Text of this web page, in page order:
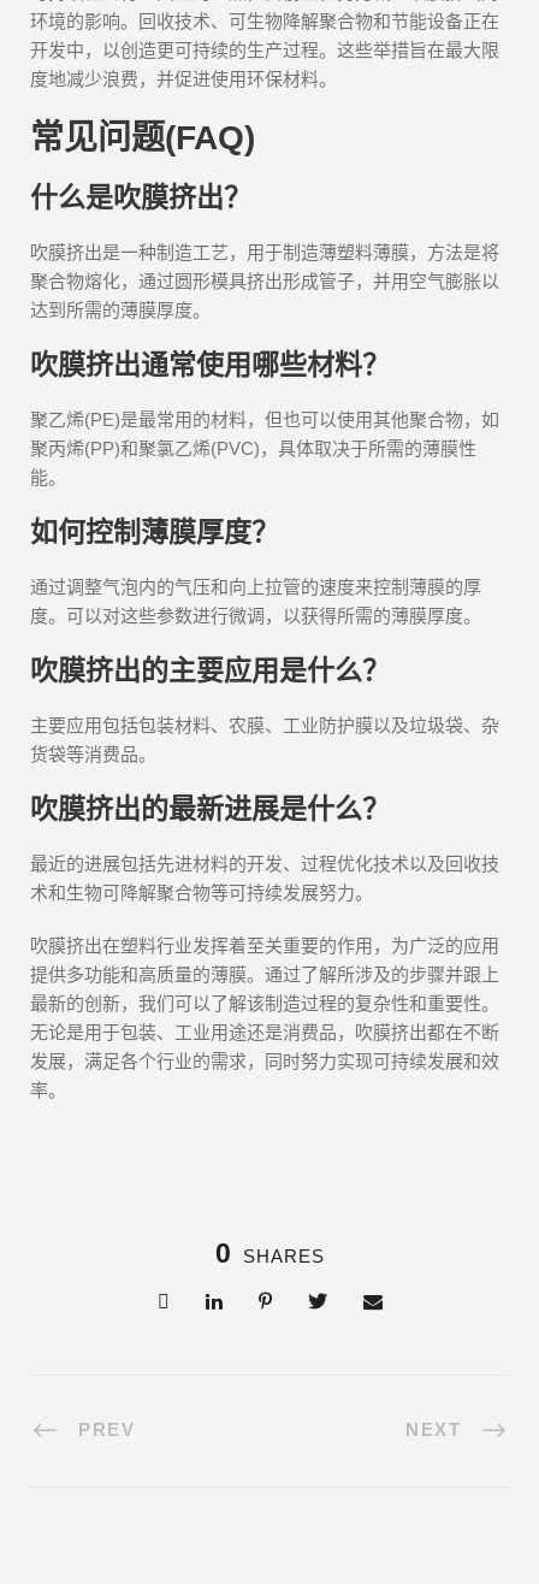
环境的影响。回收技术、可生物降解聚合物和节能设备正在
开发中，以创造更可持续的生产过程。这些举措旨在最大限
度地减少浪费，并促进使用环保材料。
常见问题(FAQ)
什么是吹膜挤出？
吹膜挤出是一种制造工艺，用于制造薄塑料薄膜，方法是将
聚合物熔化，通过圆形模具挤出形成管子，并用空气膨胀以
达到所需的薄膜厚度。
吹膜挤出通常使用哪些材料？
聚乙烯(PE)是最常用的材料，但也可以使用其他聚合物，如
聚丙烯(PP)和聚氯乙烯(PVC)，具体取决于所需的薄膜性
能。
如何控制薄膜厚度？
通过调整气泡内的气压和向上拉管的速度来控制薄膜的厚
度。可以对这些参数进行微调，以获得所需的薄膜厚度。
吹膜挤出的主要应用是什么？
主要应用包括包装材料、农膜、工业防护膜以及垃圾袋、杂
货袋等消费品。
吹膜挤出的最新进展是什么？
最近的进展包括先进材料的开发、过程优化技术以及回收技
术和生物可降解聚合物等可持续发展努力。
吹膜挤出在塑料行业发挥着至关重要的作用，为广泛的应用
提供多功能和高质量的薄膜。通过了解所涉及的步骤并跟上
最新的创新，我们可以了解该制造过程的复杂性和重要性。
无论是用于包装、工业用途还是消费品，吹膜挤出都在不断
发展，满足各个行业的需求，同时努力实现可持续发展和效
率。
0 SHARES
PREV NEXT